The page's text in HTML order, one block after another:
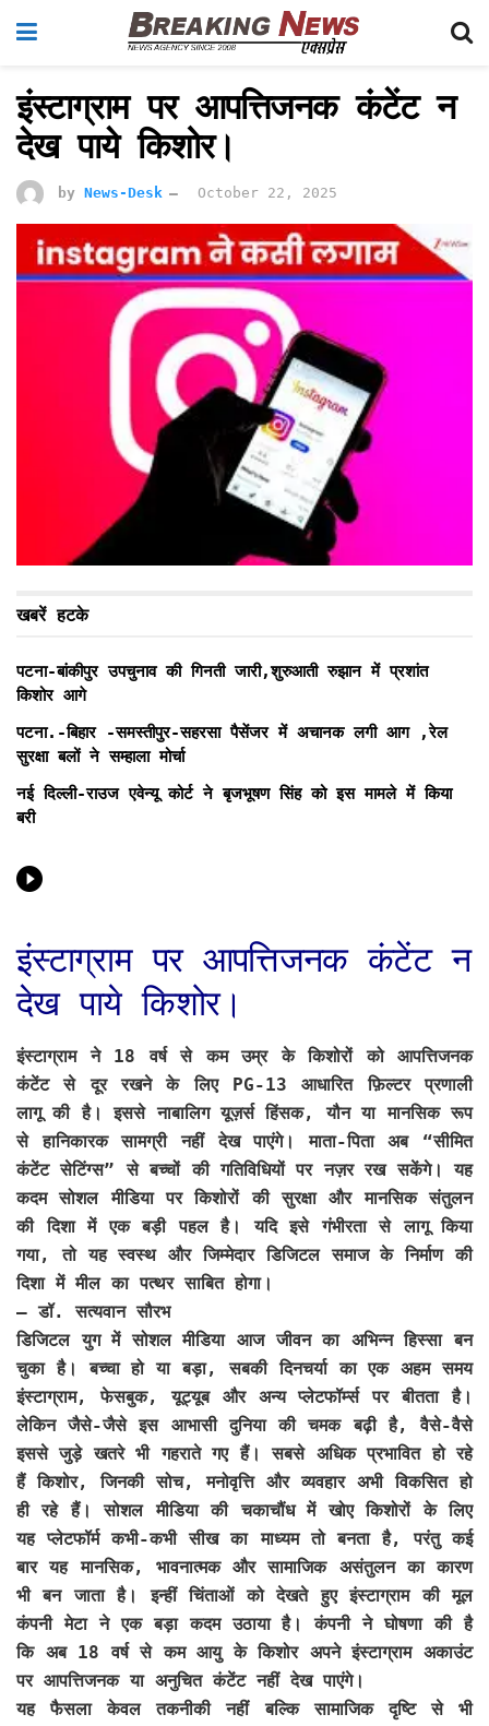
इंस्टाग्राम पर आपत्तिजनक कंटेंट न
देख पाये किशोर।
by News-Desk October 22, 2025
खबरें हटके
पटना-बांकीपुर उपचुनाव की गिनती जारी,शुरुआती रुझान में प्रशांत
किशोर आगे
पटना.-बिहार -समस्तीपुर-सहरसा पैसेंजर में अचानक लगी आग ,रेल
सुरक्षा बलों ने सम्हाला मोर्चा
नई दिल्ली-राउज एवेन्यू कोर्ट ने बृजभूषण सिंह को इस मामले में किया
बरी
इंस्टाग्राम पर आपत्तिजनक कंटेंट न
देख पाये किशोर।
इंस्टाग्राम ने 18 वर्ष से कम उम्र के किशोरों को आपत्तिजनक
कंटेंट से दूर रखने के लिए PG-13 आधारित फ़िल्टर प्रणाली
लागू की है। इससे नाबालिग यूज़र्स हिंसक, यौन या मानसिक रूप
से हानिकारक सामग्री नहीं देख पाएंगे। माता-पिता अब “सीमित
कंटेंट सेटिंग्स” से बच्चों की गतिविधियों पर नज़र रख सकेंगे। यह
कदम सोशल मीडिया पर किशोरों की सुरक्षा और मानसिक संतुलन
की दिशा में एक बड़ी पहल है। यदि इसे गंभीरता से लागू किया
गया, तो यह स्वस्थ और जिम्मेदार डिजिटल समाज के निर्माण की
दिशा में मील का पत्थर साबित होगा।
– डॉ. सत्यवान सौरभ
डिजिटल युग में सोशल मीडिया आज जीवन का अभिन्न हिस्सा बन
चुका है। बच्चा हो या बड़ा, सबकी दिनचर्या का एक अहम समय
इंस्टाग्राम, फेसबुक, यूट्यूब और अन्य प्लेटफॉर्म्स पर बीतता है।
लेकिन जैसे-जैसे इस आभासी दुनिया की चमक बढ़ी है, वैसे-वैसे
इससे जुड़े खतरे भी गहराते गए हैं। सबसे अधिक प्रभावित हो रहे
हैं किशोर, जिनकी सोच, मनोवृत्ति और व्यवहार अभी विकसित हो
ही रहे हैं। सोशल मीडिया की चकाचौंध में खोए किशोरों के लिए
यह प्लेटफॉर्म कभी-कभी सीख का माध्यम तो बनता है, परंतु कई
बार यह मानसिक, भावनात्मक और सामाजिक असंतुलन का कारण
भी बन जाता है। इन्हीं चिंताओं को देखते हुए इंस्टाग्राम की मूल
कंपनी मेटा ने एक बड़ा कदम उठाया है। कंपनी ने घोषणा की है
कि अब 18 वर्ष से कम आयु के किशोर अपने इंस्टाग्राम अकाउंट
पर आपत्तिजनक या अनुचित कंटेंट नहीं देख पाएंगे।
यह फैसला केवल तकनीकी नहीं बल्कि सामाजिक दृष्टि से भी